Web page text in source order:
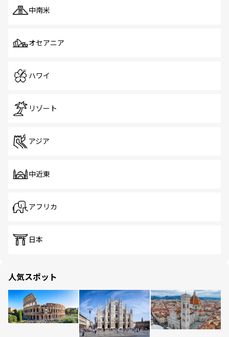
中南米
オセアニア
ハワイ
リゾート
アジア
中近東
アフリカ
日本
人気スポット